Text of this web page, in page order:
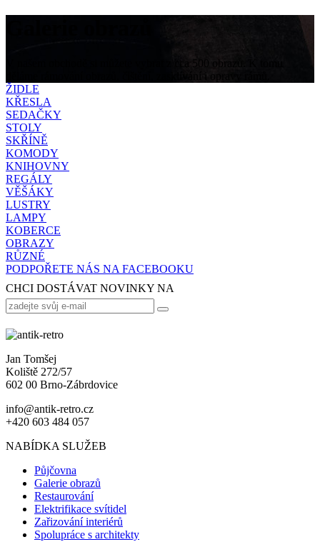
V našem obchodě si můžete vybrat z cca 500 obrazů. K tomu
děláme rámování obrazů, čištění, zasklívání i opravy rámů.
ŽIDLE
KŘESLA
SEDAČKY
STOLY
SKŘÍNĚ
KOMODY
KNIHOVNY
REGÁLY
VĚŠÁKY
LUSTRY
LAMPY
KOBERCE
OBRAZY
RŮZNÉ
PODPOŘETE NÁS NA FACEBOOKU
CHCI DOSTÁVAT NOVINKY NA
Jan Tomšej
Koliště 272/57
602 00 Brno-Zábrdovice
info@antik-retro.cz
+420 603 484 057
NABÍDKA SLUŽEB
Půjčovna
Galerie obrazů
Restaurování
Elektrifikace svítidel
Zařizování interiérů
Spolupráce s architekty